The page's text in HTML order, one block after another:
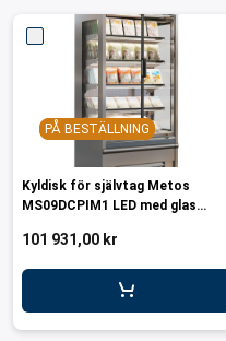
PÅ BESTÄLLNING
Kyldisk för självtag Metos
MS09DCPIM1 LED med glas
101 931,00 kr